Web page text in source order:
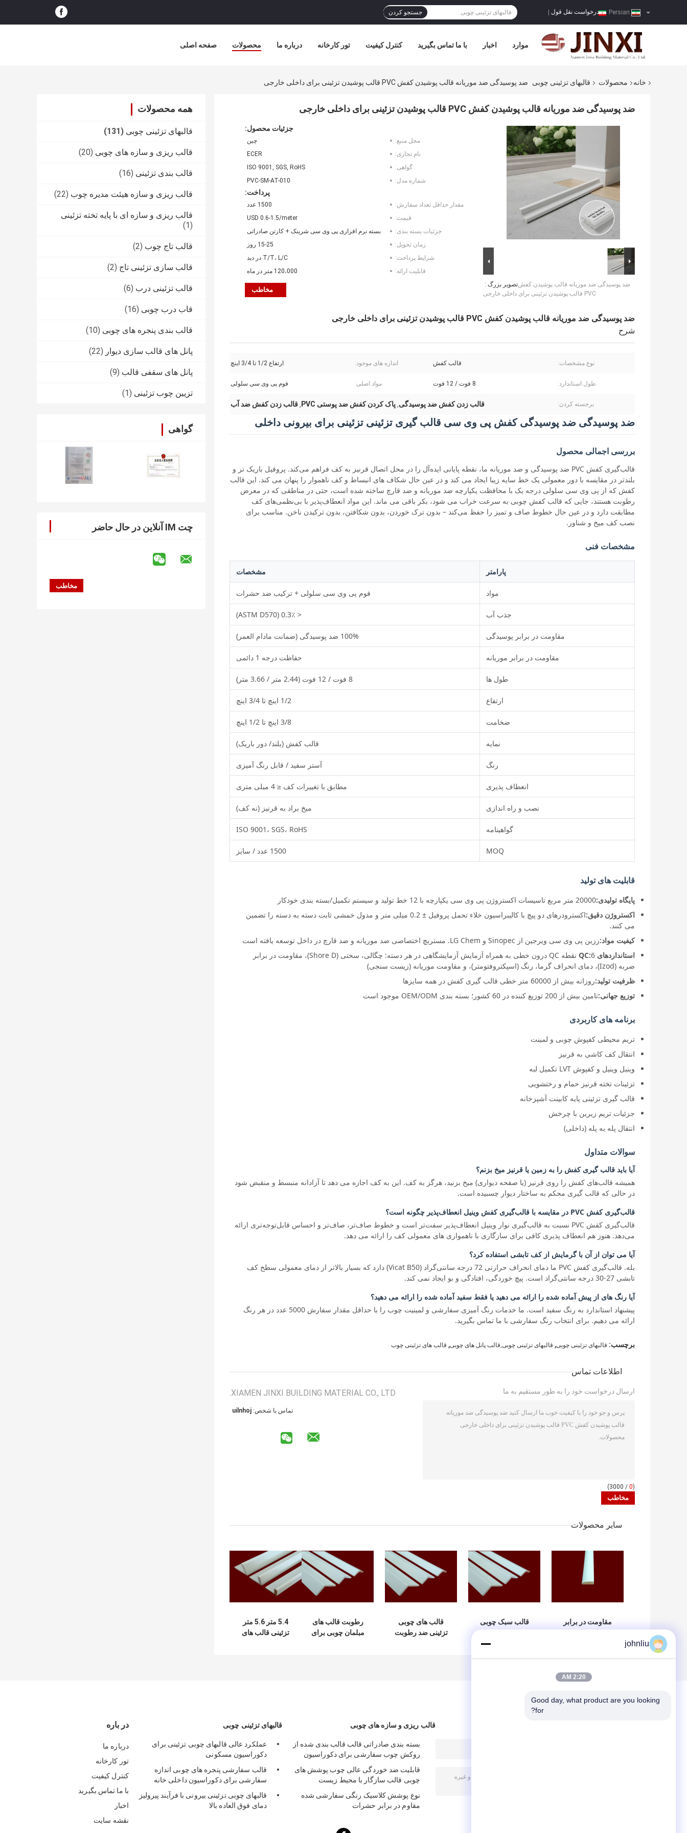
درخواست نقل قول جستجو کردن
صفحه اصلی محصولات درباره ما تور کارخانه کنترل کیفیت با ما تماس بگیرید اخبار موارد
خانه محصولات قالبهای تزئینی چوبی ضد پوسیدگی ضد موریانه قالب پوشیدن کفش PVC قالب پوشیدن تزئینی برای داخلی خارجی
همه محصولات
قالبهای تزئینی چوبی (131)
قالب ریزی و سازه های چوبی (20)
قالب بندی تزئینی (16)
قالب ریزی و سازه هیئت مدیره چوب (22)
قالب ریزی و سازه ای با پایه تخته تزئینی
(1)
قالب تاج چوب (2)
قالب سازی تزئینی تاج (2)
قالب تزئینی درب (6)
قاب درب چوبی (16)
قالب بندی پنجره های چوبی (10)
پانل های قالب سازی دیوار (22)
پانل های سقفی قالب (9)
تزیین چوب تزئینی (1)
گواهی
چت IM آنلاین در حال حاضر
ضد پوسیدگی ضد موریانه قالب پوشیدن کفش PVC قالب پوشیدن تزئینی برای داخلی خارجی
تصویر بزرگ :ضد پوسیدگی ضد موریانه قالب پوشیدن کفش
PVC قالب پوشیدن تزئینی برای داخلی خارجی
جزئیات محصول:
محل منبع:
چین
نام تجاری:
ECER
گواهی:
ISO 9001, SGS, RoHS
شماره مدل:
PVC-SM-AT-010
پرداخت:
مقدار حداقل تعداد سفارش:
1500 عدد
قیمت:
USD 0.6-1.5/meter
جزئیات بسته بندی:
بسته نرم افزاری پی وی سی شرینک + کارتن صادراتی
زمان تحویل:
15-25 روز
شرایط پرداخت:
T/T، L/C در دید
قابلیت ارائه:
120،000 متر در ماه
مخاطب
ضد پوسیدگی ضد موریانه قالب پوشیدن کفش PVC قالب پوشیدن تزئینی برای داخلی خارجی
شرح
نوع مشخصات: قالب کفش اندازه های موجود: ارتفاع 1/2 تا 3/4 اینچ
طول استاندارد: 8 فوت / 12 فوت مواد اصلی: فوم پی وی سی سلولی
برجسته کردن: قالب زدن کفش ضد پوسیدگی, پاک کردن کفش ضد پوستی PVC , قالب زدن کفش ضد آب
ضد پوسیدگی ضد پوسیدگی کفش پی وی سی قالب گیری تزئینی تزئینی برای بیرونی داخلی
بررسی اجمالی محصول
قالب‌گیری کفش PVC ضد پوسیدگی و ضد موریانه ما، نقطه پایانی ایده‌آل را در محل اتصال قرنیز به کف فراهم می‌کند. پروفیل باریک تر و
بلندتر در مقایسه با دور معمولی یک خط سایه زیبا ایجاد می کند و در عین حال شکاف های انبساط و کف ناهموار را پنهان می کند. این قالب
کفش که از پی وی سی سلولی درجه یک با محافظت یکپارچه ضد موریانه و ضد قارچ ساخته شده است، حتی در مناطقی که در معرض
رطوبت هستند، جایی که قالب کفش چوبی به سرعت خراب می شود، بکر باقی می ماند. این مواد انعطاف‌پذیر با بی‌نظمی‌های کف
مطابقت دارد و در عین حال خطوط صاف و تمیز را حفظ می‌کند – بدون ترک خوردن، بدون شکافتن، بدون ترکیدن ناخن. مناسب برای
نصب کف میخ و شناور.
مشخصات فنی
پارامتر مشخصات
مواد فوم پی وی سی سلولی + ترکیب ضد حشرات
جذب آب < 0.3٪ (ASTM D570)
مقاومت در برابر پوسیدگی 100% ضد پوسیدگی (ضمانت مادام العمر)
مقاومت در برابر موریانه حفاظت درجه 1 دائمی
طول ها 8 فوت / 12 فوت (2.44 متر / 3.66 متر)
ارتفاع 1/2 اینچ تا 3/4 اینچ
ضخامت 3/8 اینچ تا 1/2 اینچ
نمایه قالب کفش (بلند/ دور باریک)
رنگ آستر سفید / قابل رنگ آمیزی
انعطاف پذیری مطابق با تغییرات کف ≤ 4 میلی متری
نصب و راه اندازی میخ براد به قرنیز (نه کف)
گواهینامه ISO 9001، SGS، RoHS
MOQ 1500 عدد / سایز
قابلیت های تولید
پایگاه تولیدی:20000 متر مربع تاسیسات اکستروژن پی وی سی یکپارچه با 12 خط تولید و سیستم تکمیل/بسته بندی خودکار
اکستروژن دقیق:
اکسترودرهای دو پیچ با کالیبراسیون خلاء تحمل پروفیل ± 0.2 میلی متر و مدول خمشی ثابت دسته به دسته را تضمین
می کنند.
کیفیت مواد:رزین پی وی سی ویرجین از Sinopec و LG Chem. مستربچ اختصاصی ضد موریانه و ضد قارچ در داخل توسعه یافته است
استانداردهای QC:
6 نقطه QC درون خطی به همراه آزمایش آزمایشگاهی در هر دسته: چگالی، سختی (Shore D)، مقاومت در برابر
ضربه (Izod)، دمای انحراف گرما، رنگ (اسپکتروفتومتر)، و مقاومت موریانه (زیست سنجی)
ظرفیت تولید:روزانه بیش از 60000 متر خطی قالب گیری کفش در همه سایزها
توزیع جهانی:تامین بیش از 200 توزیع کننده در 60 کشور؛ بسته بندی OEM/ODM موجود است
برنامه های کاربردی
تریم محیطی کفپوش چوبی و لمینت
انتقال کف کاشی به قرنیز
وینیل وینیل و کفپوش LVT تکمیل لبه
تزئینات تخته قرنیز حمام و رختشویی
قالب گیری تزئینی پایه کابینت آشپزخانه
جزئیات تریم زیرین با چرخش
انتقال پله به پله (داخلی)
سوالات متداول
آیا باید قالب گیری کفش را به زمین یا قرنیز میخ بزنم؟
همیشه قالب‌های کفش را روی قرنیز (یا صفحه دیواری) میخ بزنید، هرگز به کف. این به کف اجازه می دهد تا آزادانه منبسط و منقبض شود
در حالی که قالب گیری محکم به ساختار دیوار چسبیده است.
قالب‌گیری کفش PVC در مقایسه با قالب‌گیری کفش وینیل انعطاف‌پذیر چگونه است؟
قالب‌گیری کفش PVC نسبت به قالب‌گیری نوار وینیل انعطاف‌پذیر سفت‌تر است و خطوط صاف‌تر، صاف‌تر و احساس قابل‌توجه‌تری ارائه
می‌دهد. هنوز هم انعطاف پذیری کافی برای سازگاری با ناهمواری های معمولی کف را ارائه می دهد.
آیا می توان از آن با گرمایش از کف تابشی استفاده کرد؟
بله. قالب‌گیری کفش PVC ما دمای انحراف حرارتی 72 درجه سانتی‌گراد (Vicat B50) دارد که بسیار بالاتر از دمای معمولی سطح کف
تابشی 27-30 درجه سانتی‌گراد است. پیچ خوردگی، افتادگی و بو ایجاد نمی کند.
آیا رنگ های از پیش آماده شده را ارائه می دهید یا فقط سفید آماده شده را ارائه می دهید؟
پیشنهاد استاندارد به رنگ سفید است. ما خدمات رنگ آمیزی سفارشی و لمینیت چوب را با حداقل مقدار سفارش 5000 عدد در هر رنگ
ارائه می دهیم. برای انتخاب رنگ سفارشی با ما تماس بگیرید.
برچسب: قالبهای تزئینی چوبی, قالبهای تزئینی چوبی,قالب پانل های چوبی, قالب های تزئینی چوب
اطلاعات تماس
XIAMEN JINXI BUILDING MATERIAL CO., LTD.
تماس با شخص: johnliu
ارسال درخواست خود را به طور مستقیم به ما
(
0
/ 3000)
سایر محصولات
مقاومت در برابر
قالب سبک چوبی
تزئینی وزن 6 میلی
متر 2.44 متر برای
قالب های چوبی
تزئینی ضد رطوبت
رطوبت قالب های
مبلمان چوبی برای
5.4 متر 5.6 متر
تزئینی قالب های
در باره
درباره ما
تور کارخانه
کنترل کیفیت
با ما تماس بگیرید
اخبار
نقشه سایت
قالبهای تزئینی چوبی
عملکرد عالی قالبهای چوبی تزئینی برای
دکوراسیون مسکونی
قالب سفارشی پنجره های چوبی اندازه
سفارشی برای دکوراسیون داخلی خانه
قالبهای چوبی تزئینی بیرونی با فرآیند پیرولیز
دمای فوق العاده بالا
قالب ریزی و سازه های چوبی
بسته بندی صادراتی قالب قالب بندی شده از
روکش چوب سفارشی برای دکوراسیون
قابلیت ضد خوردگی عالی چوب پوشش های
چوبی قالب سازگار با محیط زیست
نوع پوشش کلاسیک رنگی سفارشی شده
مقاوم در برابر حشرات
johnliu
2:20 AM
Good day, what product are you looking
for?